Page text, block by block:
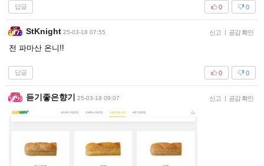
답글 0
0
StKnight 25-03-18 07:55 신고 공감 확인
전 파마산 온니!!
답글 0
0
듣기좋은향기 25-03-18 09:07 신고 공감 확인